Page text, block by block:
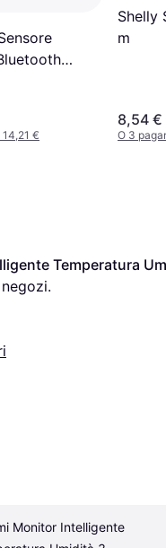
€
Shelly
m
8,54 €
O 3
Temperatura
negozi.
Monitor Intelligente